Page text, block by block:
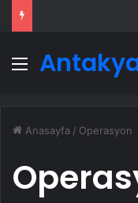
Menü
Anasayfa / Operasyon